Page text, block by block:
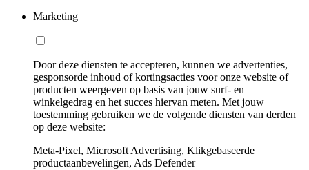
Marketing
Door deze diensten te accepteren, kunnen we advertenties,
gesponsorde inhoud of kortingsacties voor onze website of
producten weergeven op basis van jouw surf- en
winkelgedrag en het succes hiervan meten. Met jouw
toestemming gebruiken we de volgende diensten van derden
op deze website:
Meta-Pixel, Microsoft Advertising, Klikgebaseerde
productaanbevelingen, Ads Defender